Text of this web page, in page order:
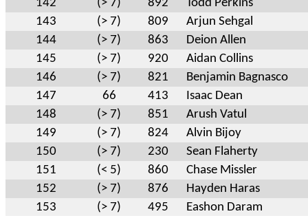
142
(> 7) 892
Todd Perkins
143
(> 7) 809
Arjun Sehgal
144
(> 7) 863
Deion Allen
145
(> 7) 920
Aidan Collins
146
(> 7) 821
Benjamin Bagnasco
147
66 413
Isaac Dean
148
(> 7) 851
Arush Vatul
149
(> 7) 824
Alvin Bijoy
150
(> 7) 230
Sean Flaherty
151
(< 5) 860
Chase Missler
152
(> 7) 876
Hayden Haras
153
(> 7) 495
Eashon Daram